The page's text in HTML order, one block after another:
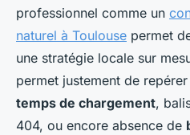
professionnel comme un
naturel à Toulouse permet
une stratégie locale sur
permet justement de
temps de chargement,
404, ou encore absence de